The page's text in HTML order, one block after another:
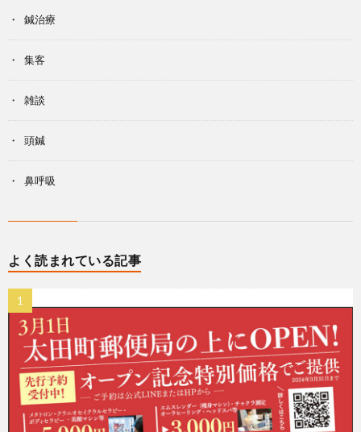
鍼治療
集客
雑談
頭鍼
鼻呼吸
よく読まれている記事